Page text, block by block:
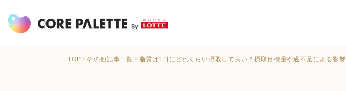
TOP その他記事一覧 脂質は1日にどれくらい摂取して良い？摂取目標量や過不足による影響